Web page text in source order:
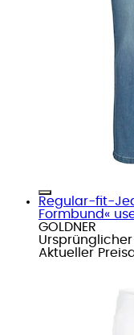
Regular-fit-
Formbund«
GOLDNER
Ursprünglicher
Aktueller Preis